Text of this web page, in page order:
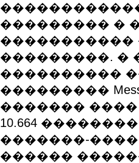
��������� �
�����������
���������. �
����������
���������
�������
10.664
�������-
������